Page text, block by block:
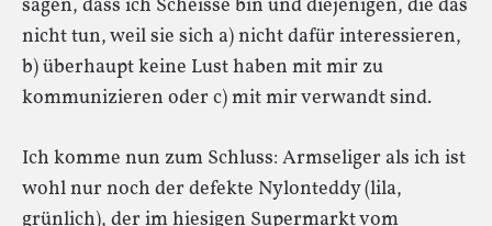
sagen, dass ich Scheisse bin und diejenigen, die das
nicht tun, weil sie sich a) nicht dafür interessieren,
b) überhaupt keine Lust haben mit mir zu
kommunizieren oder c) mit mir verwandt sind.
Ich komme nun zum Schluss: Armseliger als ich ist
wohl nur noch der defekte Nylonteddy (lila,
grünlich), der im hiesigen Supermarkt vom